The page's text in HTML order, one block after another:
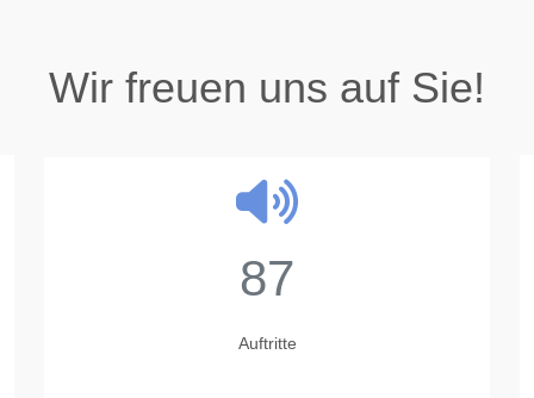
Wir freuen uns auf Sie!
87
Auftritte